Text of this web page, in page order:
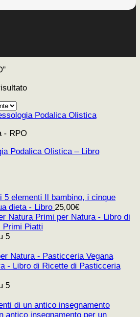
- RPO
Podalica Olistica – Libro
Il bambino, i cinque
dieta - Libro 25,00€
Primi per Natura - Libro di
Primi Piatti
5
- Libro di Ricette di Pasticceria
5
antico insegnamento per un